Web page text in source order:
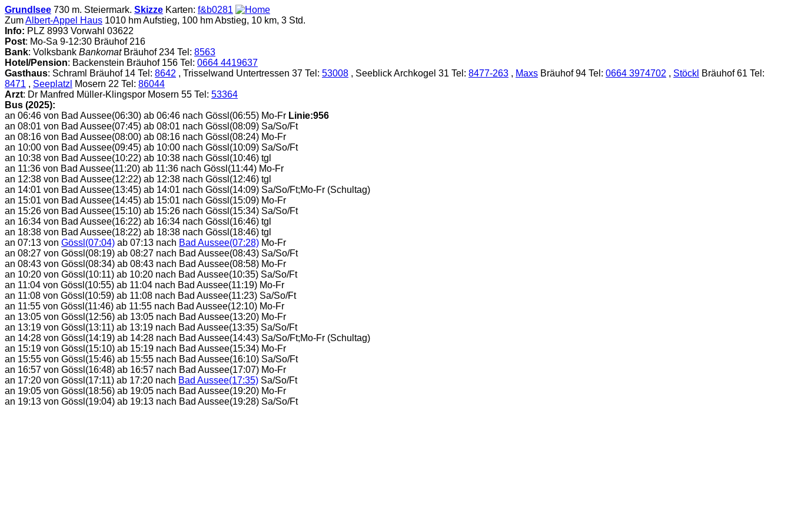
Grundlsee 730 m. Steiermark. Skizze Karten: f&b0281
ZumAlbert-Appel Haus 1010 hm Aufstieg, 100 hm Abstieg, 10 km, 3 Std.
Info: PLZ 8993 Vorwahl 03622
Post: Mo-Sa 9-12:30 Bräuhof 216
Bank: Volksbank BankomatBräuhof 234 Tel: 8563
Hotel/Pension: Backenstein Bräuhof 156 Tel: 0664 4419637
Gasthaus: Schraml Bräuhof 14 Tel: 8642 , Trisselwand Untertressen 37 Tel: 53008 , Seeblick Archkogel 31 Tel: 8477-263 , Maxs Bräuhof 94 Tel: 0664 3974702 , Stöckl Bräuhof 61 Tel:
8471 , Seeplatzl Mosern 22 Tel: 86044
Arzt: Dr Manfred Müller-Klingspor Mosern 55 Tel: 53364
Bus (2025):
an 06:46 von Bad Aussee(06:30) ab 06:46 nach Gössl(06:55) Mo-Fr Linie:956
an 08:01 von Bad Aussee(07:45) ab 08:01 nach Gössl(08:09) Sa/So/Ft
an 08:16 von Bad Aussee(08:00) ab 08:16 nach Gössl(08:24) Mo-Fr
an 10:00 von Bad Aussee(09:45) ab 10:00 nach Gössl(10:09) Sa/So/Ft
an 10:38 von Bad Aussee(10:22) ab 10:38 nach Gössl(10:46) tgl
an 11:36 von Bad Aussee(11:20) ab 11:36 nach Gössl(11:44) Mo-Fr
an 12:38 von Bad Aussee(12:22) ab 12:38 nach Gössl(12:46) tgl
an 14:01 von Bad Aussee(13:45) ab 14:01 nach Gössl(14:09) Sa/So/Ft;Mo-Fr (Schultag)
an 15:01 von Bad Aussee(14:45) ab 15:01 nach Gössl(15:09) Mo-Fr
an 15:26 von Bad Aussee(15:10) ab 15:26 nach Gössl(15:34) Sa/So/Ft
an 16:34 von Bad Aussee(16:22) ab 16:34 nach Gössl(16:46) tgl
an 18:38 von Bad Aussee(18:22) ab 18:38 nach Gössl(18:46) tgl
an 07:13 von Gössl(07:04) ab 07:13 nach Bad Aussee(07:28) Mo-Fr
an 08:27 von Gössl(08:19) ab 08:27 nach Bad Aussee(08:43) Sa/So/Ft
an 08:43 von Gössl(08:34) ab 08:43 nach Bad Aussee(08:58) Mo-Fr
an 10:20 von Gössl(10:11) ab 10:20 nach Bad Aussee(10:35) Sa/So/Ft
an 11:04 von Gössl(10:55) ab 11:04 nach Bad Aussee(11:19) Mo-Fr
an 11:08 von Gössl(10:59) ab 11:08 nach Bad Aussee(11:23) Sa/So/Ft
an 11:55 von Gössl(11:46) ab 11:55 nach Bad Aussee(12:10) Mo-Fr
an 13:05 von Gössl(12:56) ab 13:05 nach Bad Aussee(13:20) Mo-Fr
an 13:19 von Gössl(13:11) ab 13:19 nach Bad Aussee(13:35) Sa/So/Ft
an 14:28 von Gössl(14:19) ab 14:28 nach Bad Aussee(14:43) Sa/So/Ft;Mo-Fr (Schultag)
an 15:19 von Gössl(15:10) ab 15:19 nach Bad Aussee(15:34) Mo-Fr
an 15:55 von Gössl(15:46) ab 15:55 nach Bad Aussee(16:10) Sa/So/Ft
an 16:57 von Gössl(16:48) ab 16:57 nach Bad Aussee(17:07) Mo-Fr
an 17:20 von Gössl(17:11) ab 17:20 nach Bad Aussee(17:35) Sa/So/Ft
an 19:05 von Gössl(18:56) ab 19:05 nach Bad Aussee(19:20) Mo-Fr
an 19:13 von Gössl(19:04) ab 19:13 nach Bad Aussee(19:28) Sa/So/Ft